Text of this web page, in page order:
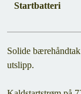
Startbatteri
Solide
utslipp.